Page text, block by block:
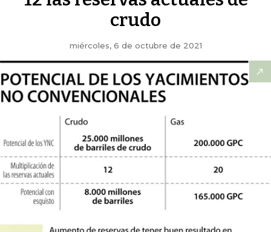
crudo
miércoles, 6 de octubre de 2021